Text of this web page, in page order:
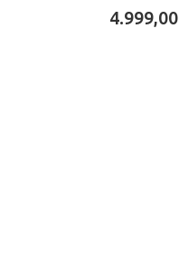
4.999,00